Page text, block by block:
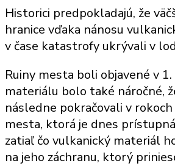
Historici predpokladajú, že
hranice vďaka nánosu
v čase katastrofy ukrývali v
Ruiny mesta boli objavené v
materiálu bolo také náročné,
následne pokračovali v
mesta, ktorá je dnes
zatiaľ čo vulkanický materiál
na jeho záchranu, ktorý